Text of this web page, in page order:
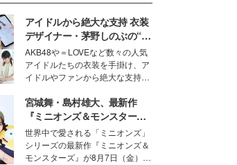
アイドルから絶大な支持 衣装
デザイナー・茅野しのぶの“可
愛い”を作る美学＜「シチズン
クロスシー」インタビュー＞
AKB48や＝LOVEなど数々の人気
アイドルたちの衣装を手掛け、ア
イドルやファンから絶大な支持を
取締役兼クリエイティブディレク
ター・茅野しのぶ。一人ひとりの
個性に寄り添い、魅力を引き出す
衣装作りは、多くの女性たちに勇
気と自信を与え続けている。
宮城舞・島村雄大、最新作
『ミニオンズ＆モンスター
ズ』の魅力熱弁 ハチャメチャ
だけじゃない“友情と絆”に感
動
世界中で愛される「ミニオンズ」
シリーズの最新作『ミニオンズ＆
モンスターズ』が8月7日（金）に